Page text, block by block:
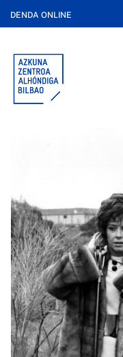
DENDA ONLINE